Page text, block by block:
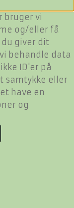
bruger vi
og/eller få
giver dit
behandle data
ID'er på
samtykke eller
have en
og